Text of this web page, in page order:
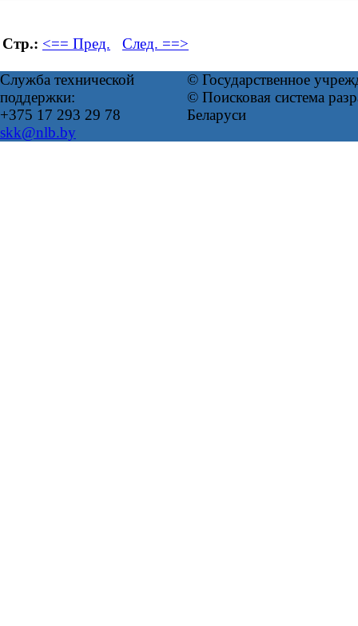
Стр.: <== Пред. След. ==>
Служба технической
поддержки:
+375 17 293 29 78
skk@nlb.by
© Государственное
© Поисковая система
Беларуси